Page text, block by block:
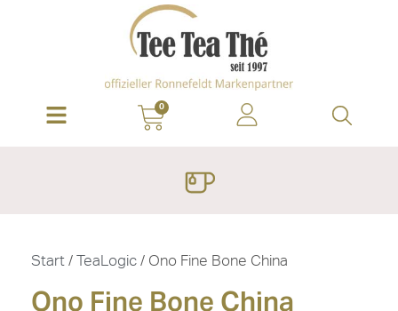
0
Start / TeaLogic / Ono Fine Bone China
Ono Fine Bone China